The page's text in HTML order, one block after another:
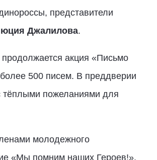
представители
Джалилова.
продолжается акция «Письмо
500 писем. В преддверии
тёплыми пожеланиями для
молодежного
«Мы помним наших Героев!».